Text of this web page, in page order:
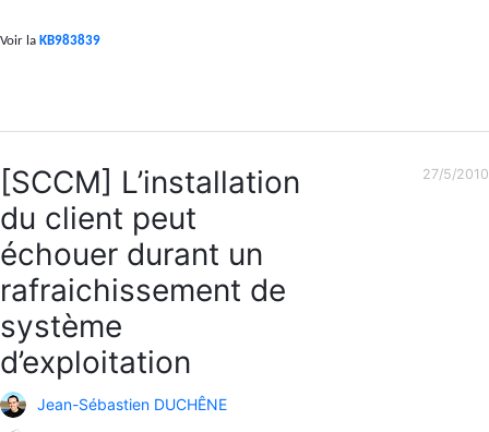
Voir la KB983839
[SCCM] L’installation
du client peut
échouer durant un
rafraichissement de
système
d’exploitation
Jean-Sébastien DUCHÊNE
27/5/2010